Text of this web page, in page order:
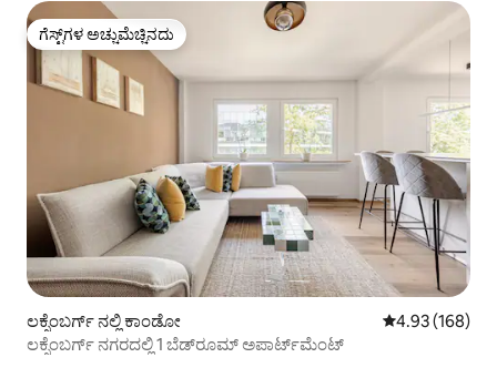
ಗೆಸ್ಟ್‌ಗಳ ಅಚ್ಚುಮೆಚ್ಚಿನದು
ಗೆಸ್ಟ್‌ಗಳ ಅಚ್ಚುಮೆಚ್ಚಿನದು
ಲಕ್ಸೆಂಬರ್ಗ್ ನಲ್ಲಿ ಕಾಂಡೋ 5 ರಲ್ಲಿ 4.93
4.93 (168)
ಲಕ್ಸೆಂಬರ್ಗ್ ನಗರದಲ್ಲಿ 1 ಬೆಡ್‌ರೂಮ್ ಅಪಾರ್ಟ್‌ಮೆಂಟ್